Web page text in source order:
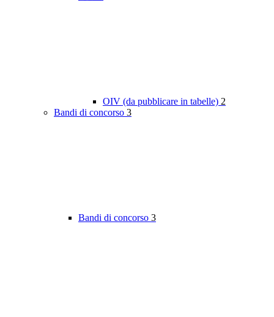
OIV (da pubblicare in tabelle) 2
Bandi di concorso 3
Bandi di concorso 3